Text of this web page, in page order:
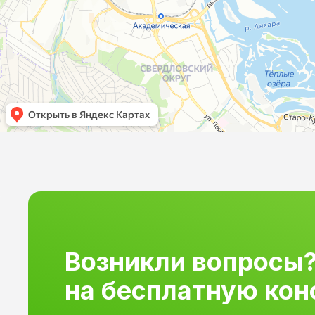
Возникли
на бесплатную
Возникли
заявку на
консультацию!
Возникли
на бесплатную